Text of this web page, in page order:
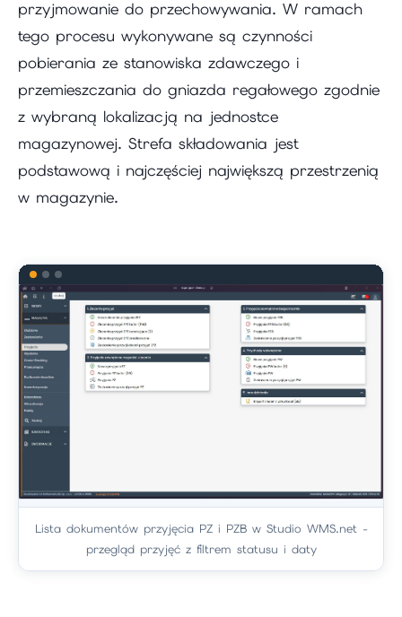
przyjmowanie do przechowywania. W ramach
tego procesu wykonywane są czynności
pobierania ze stanowiska zdawczego i
przemieszczania do gniazda regałowego zgodnie
z wybraną lokalizacją na jednostce
magazynowej. Strefa składowania jest
podstawową i najczęściej największą przestrzenią
w magazynie.
Lista dokumentów przyjęcia PZ i PZB w Studio WMS.net -
przegląd przyjęć z filtrem statusu i daty